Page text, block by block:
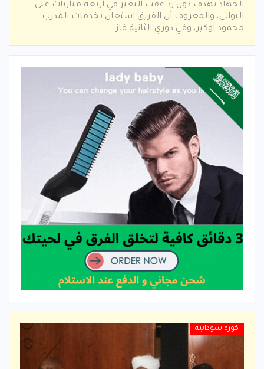
الجهاد بهدف دون رد عقب التعثر في اربعة مباريات على
التوالي، والمعروف أن الفريق استعان بخدمات المدرب
محمود اوكير، وفي دوري الثانية فاز…
كورة سودانية